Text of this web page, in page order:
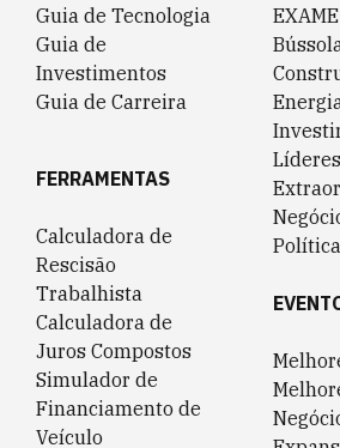
Guia de Tecnologia
Guia de
Investimentos
Guia de Carreira
FERRAMENTAS
Calculadora de
Rescisão
Trabalhista
Calculadora de
Juros Compostos
Simulador de
Financiamento de
Veículo
Líderes